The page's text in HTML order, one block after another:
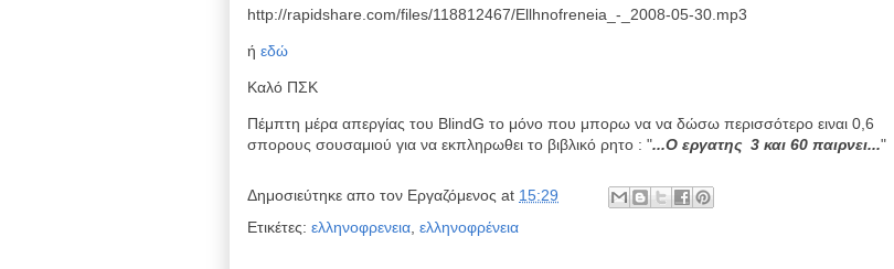
http://rapidshare.com/files/118812467/Ellhnofreneia_-_2008-05-30.mp3
ή εδώ
Καλό ΠΣΚ
Πέμπτη μέρα απεργίας του BlindG το μόνο που μπορω να να δώσω περισσότερο ειναι 0,6
σπορους σουσαμιού για να εκπληρωθει το βιβλικό ρητο : "...Ο εργατης 3 και 60 παιρνει..."
Δημοσιεύτηκε απο τον Εργαζόμενος at 15:29
Ετικέτες: ελληνοφρενεια ελληνοφρένεια